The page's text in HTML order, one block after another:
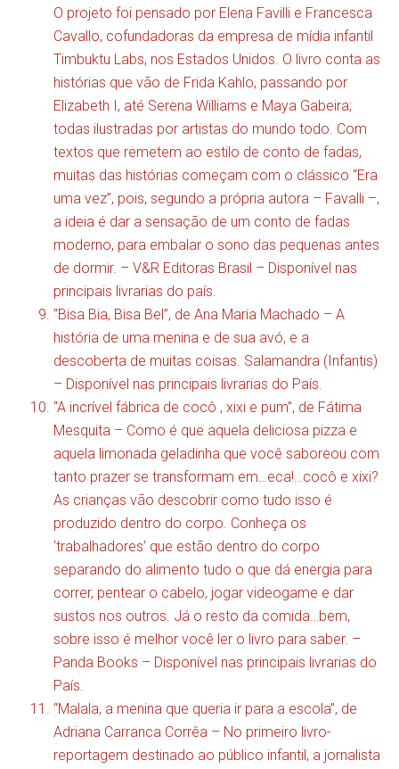
O projeto foi pensado por Elena Favilli e Francesca
Cavallo, cofundadoras da empresa de mídia infantil
Timbuktu Labs, nos Estados Unidos. O livro conta as
histórias que vão de Frida Kahlo, passando por
Elizabeth I, até Serena Williams e Maya Gabeira;
todas ilustradas por artistas do mundo todo. Com
textos que remetem ao estilo de conto de fadas,
muitas das histórias começam com o clássico “Era
uma vez”, pois, segundo a própria autora – Favalli –,
a ideia é dar a sensação de um conto de fadas
moderno, para embalar o sono das pequenas antes
de dormir. – V&R Editoras Brasil – Disponível nas
principais livrarias do país.
“Bisa Bia, Bisa Bel”, de Ana Maria Machado – A
história de uma menina e de sua avó, e a
descoberta de muitas coisas. Salamandra (Infantis)
– Disponível nas principais livrarias do País.
“A incrível fábrica de cocô , xixi e pum”, de Fátima
Mesquita – Como é que aquela deliciosa pizza e
aquela limonada geladinha que você saboreou com
tanto prazer se transformam em…eca!…cocô e xixi?
As crianças vão descobrir como tudo isso é
produzido dentro do corpo. Conheça os
‘trabalhadores’ que estão dentro do corpo
separando do alimento tudo o que dá energia para
correr, pentear o cabelo, jogar videogame e dar
sustos nos outros. Já o resto da comida…bem,
sobre isso é melhor você ler o livro para saber. –
Panda Books – Disponível nas principais livrarias do
País.
“Malala, a menina que queria ir para a escola”, de
Adriana Carranca Corrêa – No primeiro livro-
reportagem destinado ao público infantil, a jornalista